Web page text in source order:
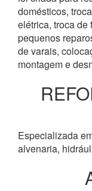
domésticos,
elétrica, troca de
pequenos
de varais,
montagem e
Especializada
alvenaria,